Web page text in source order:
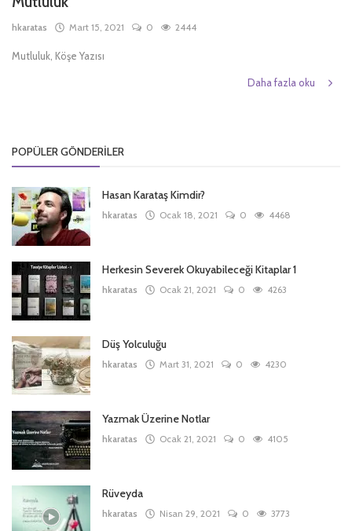
hkaratas Mart 15, 2021 0 2444
Mutluluk, Köşe Yazısı
Daha fazla oku
POPÜLER GÖNDERILER
Hasan Karataş Kimdir?
hkaratas Ocak 18, 2021 0 4468
Herkesin Severek Okuyabileceği Kitaplar 1
hkaratas Ocak 21, 2021 0 4263
Düş Yolculuğu
hkaratas Mart 31, 2021 0 4230
Yazmak Üzerine Notlar
hkaratas Ocak 21, 2021 0 4105
Rüveyda
hkaratas Nisan 29, 2021 0 3773